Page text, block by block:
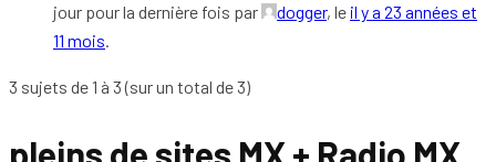
jour pour la dernière fois par
dogger, le il y a 23 années et
11 mois.
3 sujets de 1 à 3 (sur un total de 3)